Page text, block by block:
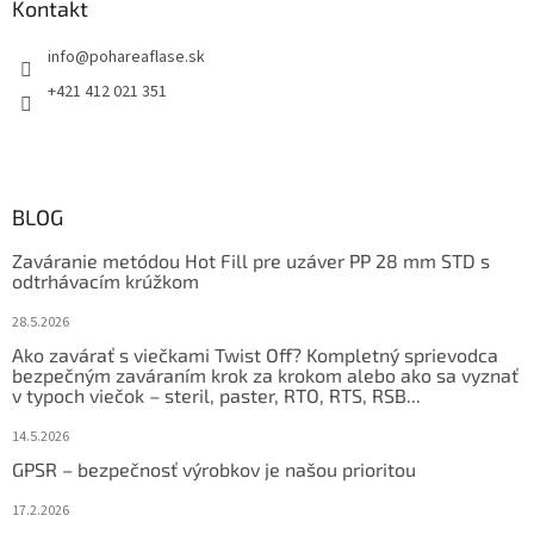
Kontakt
info@pohareaflase.sk
+421 412 021 351
BLOG
Zaváranie metódou Hot Fill pre uzáver PP 28 mm STD s
odtrhávacím krúžkom
28.5.2026
Ako zavárať s viečkami Twist Off? Kompletný sprievodca
bezpečným zaváraním krok za krokom alebo ako sa vyznať
v typoch viečok – steril, paster, RTO, RTS, RSB...
14.5.2026
GPSR – bezpečnosť výrobkov je našou prioritou
17.2.2026